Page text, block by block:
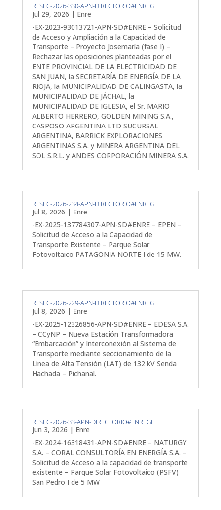
RESFC-2026-330-APN-DIRECTORIO#ENREGE
Jul 29, 2026 | Enre
-EX-2023-93013721-APN-SD#ENRE – Solicitud
de Acceso y Ampliación a la Capacidad de
Transporte – Proyecto Josemaría (fase I) –
Rechazar las oposiciones planteadas por el
ENTE PROVINCIAL DE LA ELECTRICIDAD DE
SAN JUAN, la SECRETARÍA DE ENERGÍA DE LA
RIOJA, la MUNICIPALIDAD DE CALINGASTA, la
MUNICIPALIDAD DE JÁCHAL, la
MUNICIPALIDAD DE IGLESIA, el Sr. MARIO
ALBERTO HERRERO, GOLDEN MINING S.A.,
CASPOSO ARGENTINA LTD SUCURSAL
ARGENTINA, BARRICK EXPLORACIONES
ARGENTINAS S.A. y MINERA ARGENTINA DEL
SOL S.R.L. y ANDES CORPORACIÓN MINERA S.A.
RESFC-2026-234-APN-DIRECTORIO#ENREGE
Jul 8, 2026 | Enre
-EX-2025-137784307-APN-SD#ENRE – EPEN –
Solicitud de Acceso a la Capacidad de
Transporte Existente – Parque Solar
Fotovoltaico PATAGONIA NORTE I de 15 MW.
RESFC-2026-229-APN-DIRECTORIO#ENREGE
Jul 8, 2026 | Enre
-EX-2025-12326856-APN-SD#ENRE – EDESA S.A.
– CCyNP – Nueva Estación Transformadora
“Embarcación” y Interconexión al Sistema de
Transporte mediante seccionamiento de la
Línea de Alta Tensión (LAT) de 132 kV Senda
Hachada – Pichanal.
RESFC-2026-33-APN-DIRECTORIO#ENREGE
Jun 3, 2026 | Enre
-EX-2024-16318431-APN-SD#ENRE – NATURGY
S.A. – CORAL CONSULTORÍA EN ENERGÍA S.A. –
Solicitud de Acceso a la capacidad de transporte
existente – Parque Solar Fotovoltaico (PSFV)
San Pedro I de 5 MW